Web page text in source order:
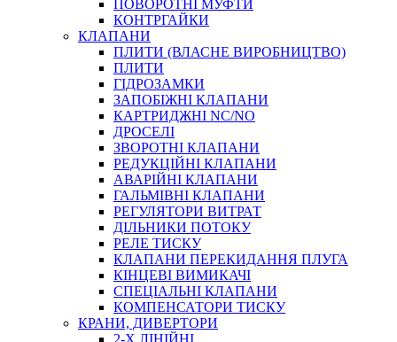
КОНЕКТОРИ
ХОМУТИ
ЧЕРВ`ЯЧНІ
ПРУЖИННІ
НЕЙЛОНОВІ
ПРОРЕЗИНЕНІ
АВТОТОВАРИ
ПОВОРОТНІ МУФТИ
КОНТРГАЙКИ
КЛАПАНИ
ПЛИТИ (ВЛАСНЕ ВИРОБНИЦТВО)
ПЛИТИ
ГІДРОЗАМКИ
ЗАПОБІЖНІ КЛАПАНИ
КАРТРИДЖНІ NC/NO
ДРОСЕЛІ
ЗВОРОТНІ КЛАПАНИ
РЕДУКЦІЙНІ КЛАПАНИ
АВАРІЙНІ КЛАПАНИ
ГАЛЬМІВНІ КЛАПАНИ
РЕГУЛЯТОРИ ВИТРАТ
ДІЛЬНИКИ ПОТОКУ
РЕЛЕ ТИСКУ
КЛАПАНИ ПЕРЕКИДАННЯ ПЛУГА
КІНЦЕВІ ВИМИКАЧІ
СПЕЦІАЛЬНІ КЛАПАНИ
КОМПЕНСАТОРИ ТИСКУ
КРАНИ, ДИВЕРТОРИ
2-Х ЛІНІЙНІ